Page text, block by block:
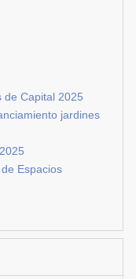
de Capital 2025
jardines
Espacios